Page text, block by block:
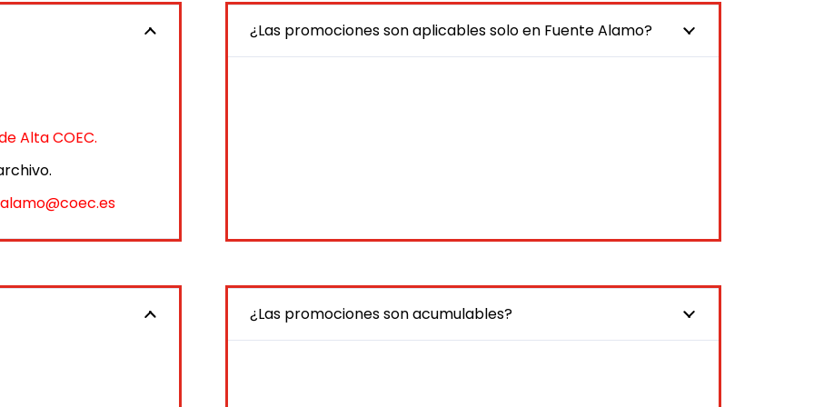
Alta COEC.
¿Las promociones son aplicables solo en Fuente Alamo?
¿Las promociones son acumulables?